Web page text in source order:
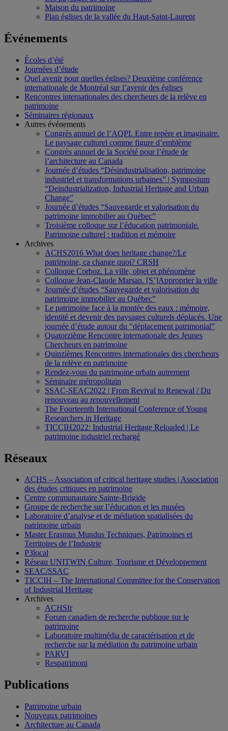
Maison du patrimoine
Plan églises de la vallée du Haut-Saint-Laurent
Événements
Écoles d’été
Journées d’étude
Quel avenir pour quelles églises? Deuxième conférence
internationale de Montréal sur l’avenir des églises
Rencontres internationales des chercheurs de la relève en
patrimoine
Séminaires régionaux
Autres événements
Congrès annuel de l’AQPI. Entre repère et imaginaire.
Le paysage culturel comme figure d’emblème
Congrès annuel de la Société pour l’étude de
l’architecture au Canada
Journée d’études “Désindustrialisation, patrimoine
industriel et transformations urbaines” | Symposium
“Deindustrialization, Industrial Heritage and Urban
Change”
Journée d’études “Sauvegarde et valorisation du
patrimoine immobilier au Québec”
Troisième colloque sur l’éducation patrimoniale.
Patrimoine culturel : tradition et mémoire
Archives
ACHS2016 What does heritage change?/Le
patrimoine, ça change quoi? CRSH
Colloque Corboz. La ville, objet et phénomène
Colloque Jean-Claude Marsan. [S’]Approprier la ville
Journée d’études “Sauvegarde et valorisation du
patrimoine immobilier au Québec”
Le patrimoine face à la montée des eaux : mémoire,
identité et devenir des paysages culturels déplacés. Une
journée d’étude autour du “déplacement patrimonial”
Quatorzième Rencontre internationale des Jeunes
Chercheurs en patrimoine
Quinzièmes Rencontres internationales des chercheurs
de la relève en patrimoine
Rendez-vous du patrimoine urbain autrement
Séminaire métropolitain
SSAC-SEAC2022 | From Revival to Renewal / Du
renouveau au renouvellement
The Fourteenth International Conference of Young
Researchers in Heritage
TICCIH2022: Industrial Heritage Reloaded | Le
patrimoine industriel rechargé
Réseaux
ACHS – Association of critical heritage studies | Association
des études critiques en patrimoine
Centre communautaire Sainte-Brigide
Groupe de recherche sur l’éducation et les musées
Laboratoire d’analyse et de médiation spatialisées du
patrimoine urbain
Master Erasmus Mundus Techniques, Patrimoines et
Territoires de l’Industrie
P3local
Réseau UNITWIN Culture, Tourisme et Développement
SEAC/SSAC
TICCIH – The International Committee for the Conservation
of Industrial Heritage
Archives
ACHSfr
Forum canadien de recherche publique sur le
patrimoine
Laboratoire multimédia de caractérisation et de
recherche sur la médiation du patrimoine urbain
PARVI
Respatrimoni
Publications
Patrimoine urbain
Nouveaux patrimoines
Architecture au Canada